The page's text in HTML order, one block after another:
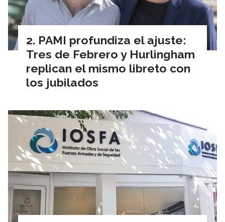
PAMI profundiza el ajuste:
Tres de Febrero y Hurlingham
replican el mismo libreto con
los jubilados